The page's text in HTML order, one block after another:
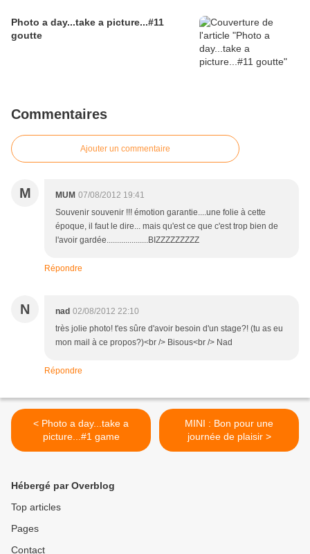
Photo a day...take a picture...#11
goutte
Commentaires
Ajouter un commentaire
M MUM 07/08/2012 19:41
Souvenir souvenir !!! émotion garantie....une folie à cette
époque, il faut le dire... mais qu'est ce que c'est trop bien de
l'avoir gardée....................BIZZZZZZZZZ
Répondre
N nad 02/08/2012 22:10
très jolie photo! t'es sûre d'avoir besoin d'un stage?! (tu as eu
mon mail à ce propos?)<br /> Bisous<br /> Nad
Répondre
< Photo a day...take a
picture...#1 game
MINI : Bon pour une
journée de plaisir >
Hébergé par Overblog
Top articles
Pages
Contact